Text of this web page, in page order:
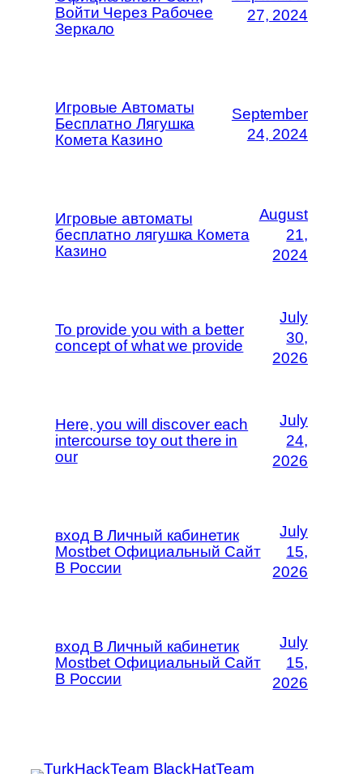
Войти Через Рабочее
Зеркало
27, 2024
Игровые Автоматы
Бесплатно Лягушка
Комета Казино
September
24, 2024
Игровые автоматы
бесплатно лягушка Комета
Казино
August
21,
2024
To provide you with a better
concept of what we provide
July
30,
2026
Here, you will discover each
intercourse toy out there in
our
July
24,
2026
вход В Личный кабинетик
Mostbet Официальный Сайт
В России
July
15,
2026
вход В Личный кабинетик
Mostbet Официальный Сайт
В России
July
15,
2026